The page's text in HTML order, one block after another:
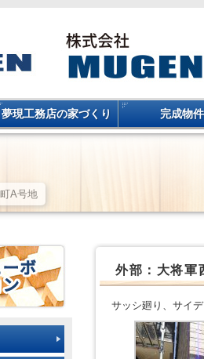
夢現工務店の家づくり 完成物件
A号地
外部：大将軍
サッシ廻り、サイ